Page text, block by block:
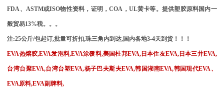
FDA、 ASTM或ISO物性资料，证明，COA ， UL黄卡等。提供塑胶原料国内一
般贸易13%税。。。
注:25公斤/包起订,批量可折扣,珠三角内到达,国内各地3-4天到货！！！
EVA热熔胶,EVA发泡料,EVA涂覆料,美国杜邦EVA,日本住友EVA,日本三井EVA,
台湾台聚EVA,台湾台塑EVA,杨子巴夫斯夫EVA,韩国湖南EVA,韩国现代EVA、
EVA原料,EVA副牌料,